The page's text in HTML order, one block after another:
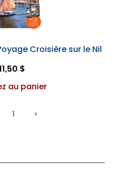
Croisière sur le Nil
$
au panier
1